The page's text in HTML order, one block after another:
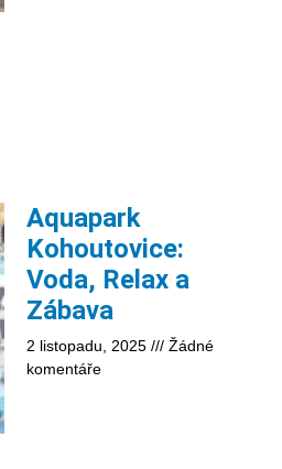
Aquapark
Kohoutovice:
Voda, Relax a
Zábava
2 listopadu, 2025
Žádné
komentáře